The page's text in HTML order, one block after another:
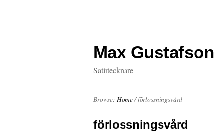
Max Gustafson
Satirtecknare
Browse: Home/förlossningsvård
förlossningsvård